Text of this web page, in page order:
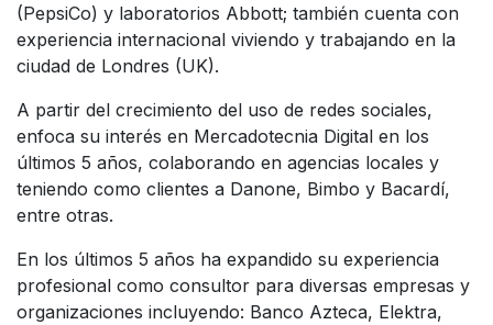
(PepsiCo) y laboratorios Abbott; también cuenta con
experiencia internacional viviendo y trabajando en la
ciudad de Londres (UK).
A partir del crecimiento del uso de redes sociales,
enfoca su interés en Mercadotecnia Digital en los
últimos 5 años, colaborando en agencias locales y
teniendo como clientes a Danone, Bimbo y Bacardí,
entre otras.
En los últimos 5 años ha expandido su experiencia
profesional como consultor para diversas empresas y
organizaciones incluyendo: Banco Azteca, Elektra,